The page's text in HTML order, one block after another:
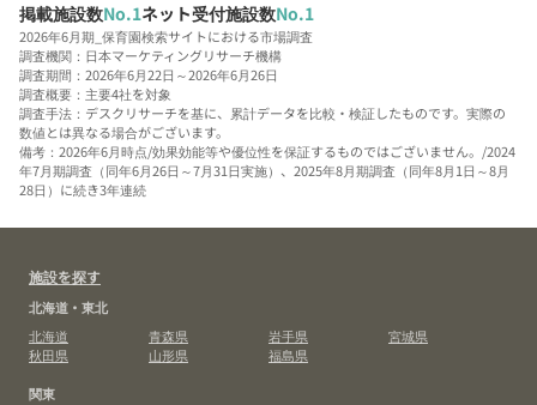
掲載施設数No.1ネット受付施設数No.1
2026年6月期_保育園検索サイトにおける市場調査
調査機関：日本マーケティングリサーチ機構
調査期間：2026年6月22日～2026年6月26日
調査概要：主要4社を対象
調査手法：デスクリサーチを基に、累計データを比較・検証したものです。実際の
数値とは異なる場合がございます。
備考：2026年6月時点/効果効能等や優位性を保証するものではございません。/2024
年7月期調査（同年6月26日～7月31日実施）、2025年8月期調査（同年8月1日～8月
28日）に続き3年連続
施設を探す
北海道・東北
北海道
青森県 岩手県
宮城県
秋田県
山形県
福島県
関東